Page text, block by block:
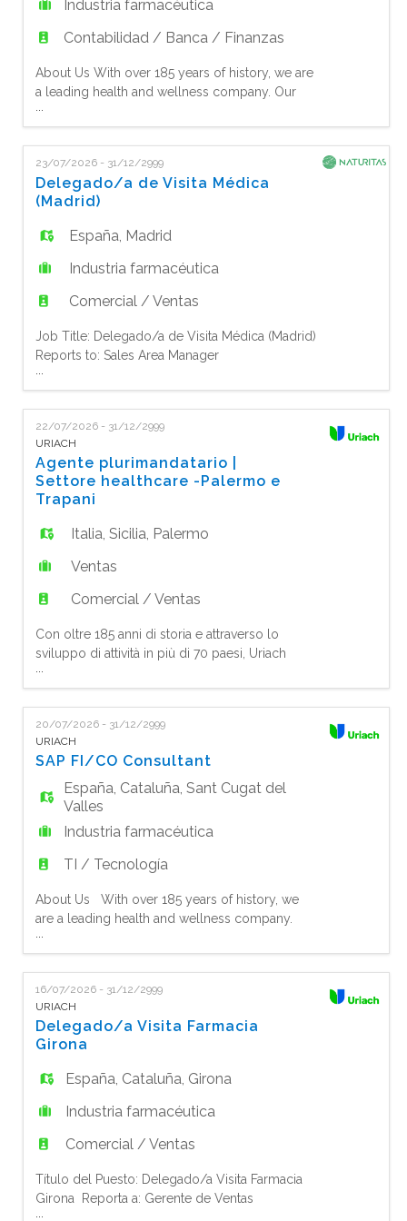
Industria farmacéutica
Contabilidad / Banca / Finanzas
About Us With over 185 years of history, we are
a leading health and wellness company. Our
portfolio includes iconic brands such
as Aquilea, Fisiocrem, Laborest, Sidroga,
Biodramina, Aerored, Fave de Fuca, Halibut,
Ems, and Depuralina, with a strong presence
across major European markets. We believe in
the power of nature, enhanced by science, as
23/07/2026 - 31/12/2999
Delegado/a de Visita Médica
(Madrid)
España, Madrid
Industria farmacéutica
Comercial / Ventas
Job Title: Delegado/a de Visita Médica (Madrid)
Reports to: Sales Area Manager
Location: Madrid Employment Type: Tiempo
completo Si te interesa el Natural Consumer
Healthcare, te apasiona la visita médica y
quieres seguir creciendo, ¡te estamos
buscando! Tu misión: Impulsar la prescripción
de los productos asignados mediante la visita
m
22/07/2026 - 31/12/2999
URIACH
Agente plurimandatario |
Settore healthcare -Palermo e
Trapani
Italia,Sicilia, Palermo
Ventas
Comercial / Ventas
Con oltre 185 anni di storia e attraverso lo
sviluppo di attività in più di 70 paesi, Uriach
Italy è un'azienda leader nel
mercato nutraceutico europeo. Alcuni dei nostri
marchi iconici includono Aquilea, Fisiocrem,
Laborest, Sidroga e molti altri, tra cui
Biodramina, Aerored, Fave de Fuca, Halibut,
Ems, Depuralina, ecc. con una forte presenza
20/07/2026 - 31/12/2999
URIACH
SAP FI/CO Consultant
España, Cataluña,Sant Cugat del
Valles
Industria farmacéutica
TI / Tecnología
About Us With over 185 years of history, we
are a leading health and wellness company.
Our portfolio includes iconic brands such
as Aquilea, Fisiocrem, Laborest, Sidroga,
Biodramina, Aerored, Fave de Fuca, Halibut,
Ems, and Depuralina, with a strong presence
across major European markets. We believe in
the power of nature, enhanced by science,
16/07/2026 - 31/12/2999
URIACH
Delegado/a Visita Farmacia
Girona
España, Cataluña, Girona
Industria farmacéutica
Comercial / Ventas
Título del Puesto: Delegado/a Visita Farmacia
Girona Reporta a: Gerente de Ventas
Ubicación: Girona